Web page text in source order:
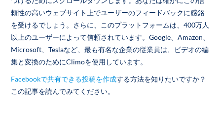
頼性の高いウェブサイト上でユーザーのフィードバックに感銘
を受けるでしょう。さらに、このプラットフォームは、400万人
以上のユーザーによって信頼されています。Google、Amazon、
Microsoft、Teslaなど、最も有名な企業の従業員は、ビデオの編
集と変換のためにClimoを使用しています。
Facebookで共有できる投稿を作成する方法を知りたいですか？
この記事を読んでみてください。